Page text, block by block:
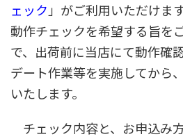
ェック 」がご利用いただけま
動作チェックを希望する旨を
で、出荷前に当店にて動作確
デート作業等を実施してから
いたします。
チェック内容と、お申込み